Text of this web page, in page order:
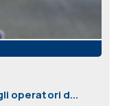
operatori d...